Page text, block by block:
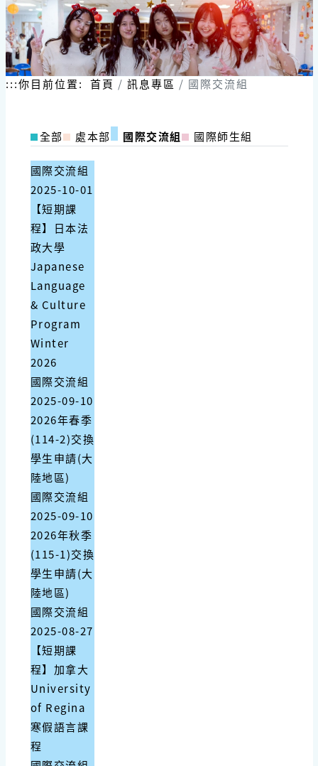
:::你目前位置: 首頁 訊息專區 國際交流組
全部 處本部 國際交流組 國際師生組
國際交流組
2025-10-01
【短期課
程】日本法
政大學
Japanese
Language
& Culture
Program
Winter
2026
國際交流組
2025-09-10
2026年春季
(114-2)交換
學生申請(大
陸地區)
國際交流組
2025-09-10
2026年秋季
(115-1)交換
學生申請(大
陸地區)
國際交流組
2025-08-27
【短期課
程】加拿大
University
of Regina
寒假語言課
程